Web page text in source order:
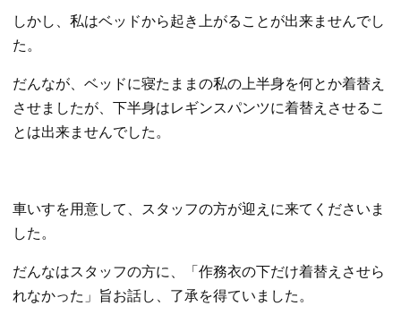
しかし、私はベッドから起き上がることが出来ませんでし
た。
だんなが、ベッドに寝たままの私の上半身を何とか着替え
させましたが、下半身はレギンスパンツに着替えさせるこ
とは出来ませんでした。
車いすを用意して、スタッフの方が迎えに来てくださいま
した。
だんなはスタッフの方に、「作務衣の下だけ着替えさせら
れなかった」旨お話し、了承を得ていました。